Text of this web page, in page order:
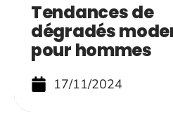
Tendances de
dégradés
pour hommes
17/11/2024